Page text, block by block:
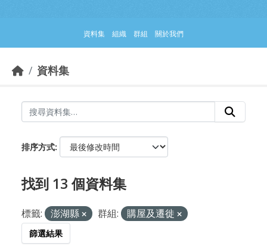
資料集 組織 群組 關於我們
資料集
排序方式
找到 13 個資料集
標籤: 澎湖縣 群組: 購屋及遷徙
篩選結果